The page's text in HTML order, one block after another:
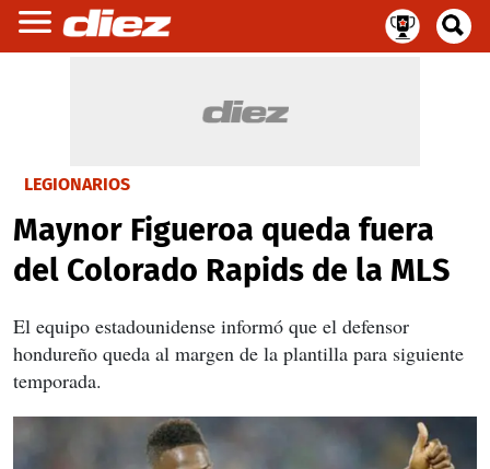
LEGIONARIOS
Maynor Figueroa queda fuera
del Colorado Rapids de la MLS
El equipo estadounidense informó que el defensor
hondureño queda al margen de la plantilla para siguiente
temporada.